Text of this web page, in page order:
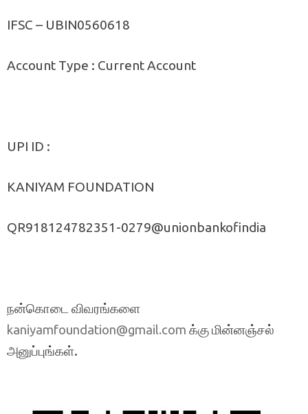
IFSC – UBIN0560618
Account Type : Current Account
UPI ID :
KANIYAM FOUNDATION
QR918124782351-0279@unionbankofindia
நன்கொடை விவரங்களை
kaniyamfoundation@gmail.com க்கு மின்னஞ்சல்
அனுப்புங்கள்.